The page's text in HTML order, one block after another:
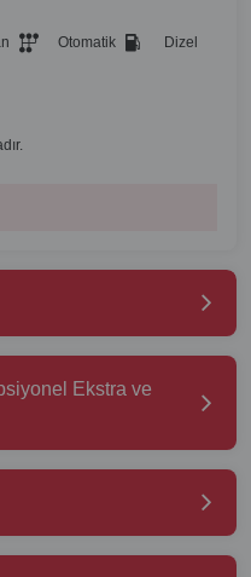
Otomatik Dizel
Ekstra ve